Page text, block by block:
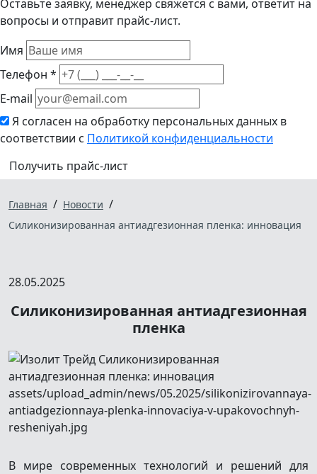
Оставьте заявку, менеджер свяжется с вами, ответит на
вопросы и отправит прайс-лист.
Имя
Телефон *
E-mail
Я согласен на обработку персональных данных в
соответствии с Политикой конфиденциальности
Получить прайс-лист
Главная / Новости /
Силиконизированная антиадгезионная пленка: инновация
28.05.2025
Силиконизированная антиадгезионная
пленка
В мире современных технологий и решений для